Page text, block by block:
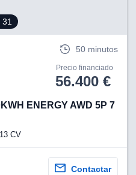
31
50 minutos
Precio financiado
56.400 €
ENERGY AWD 5P 7
CV
Contactar